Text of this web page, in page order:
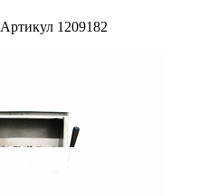
Артикул 1209182